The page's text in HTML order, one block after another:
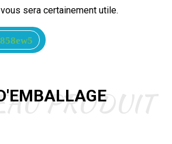
sera certainement utile.
PRODUIT